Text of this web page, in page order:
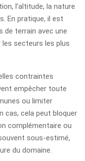
l’altitude, la nature
En pratique, il est
de terrain avec une
secteurs les plus
contraintes
empêcher toute
ou limiter
cas, cela peut bloquer
complémentaire ou
sous-estimé,
du domaine.